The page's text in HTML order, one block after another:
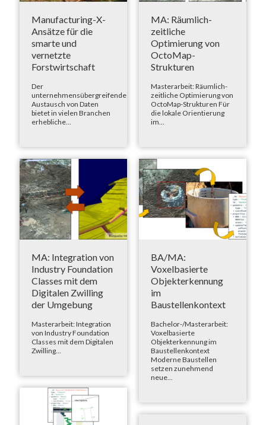
Manufacturing-X-
Ansätze für die
smarte und
vernetzte
Forstwirtschaft
Der
unternehmensübergreifende
Austausch von Daten
bietet in vielen Branchen
erhebliche...
MA: Räumlich-
zeitliche
Optimierung von
OctoMap-
Strukturen
Masterarbeit: Räumlich-
zeitliche Optimierung von
OctoMap-Strukturen Für
die lokale Orientierung
im...
MA: Integration von
Industry Foundation
Classes mit dem
Digitalen Zwilling
der Umgebung
Masterarbeit: Integration
von Industry Foundation
Classes mit dem Digitalen
Zwilling...
BA/MA:
Voxelbasierte
Objekterkennung
im
Baustellenkontext
Bachelor-/Masterarbeit:
Voxelbasierte
Objekterkennung im
Baustellenkontext
Moderne Baustellen
setzen zunehmend
neue...